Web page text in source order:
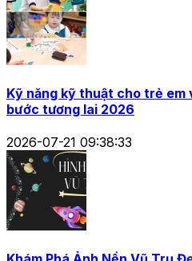
Kỹ năng kỹ thuật cho trẻ
bước tương lai 2026
2026-07-21 09:38:33